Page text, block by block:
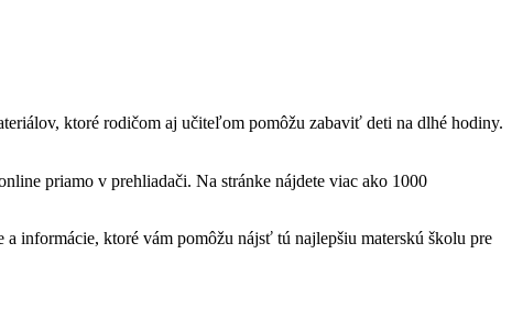
ktoré rodičom aj učiteľom pomôžu zabaviť deti na dlhé hodiny.
priamo v prehliadači. Na stránke nájdete viac ako 1000
informácie, ktoré vám pomôžu nájsť tú najlepšiu materskú školu pre